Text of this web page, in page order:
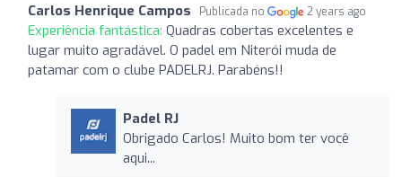
Carlos Henrique Campos Publicada no 2 years ago
Experiência fantástica: Quadras cobertas excelentes e
lugar muito agradável. O padel em Niterói muda de
patamar com o clube PADELRJ. Parabéns!!
Padel RJ
Obrigado Carlos! Muito bom ter você
aqui...